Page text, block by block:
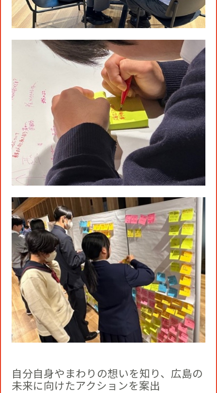
自分自身やまわりの想いを知り、広島の
未来に向けたアクションを案出